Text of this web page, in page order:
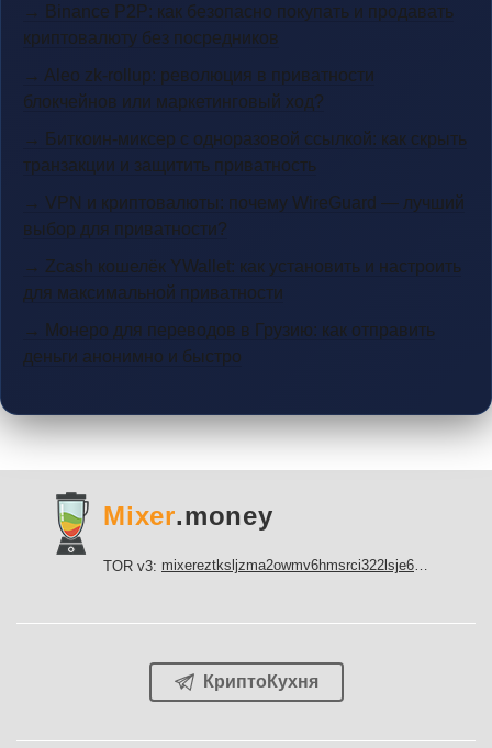
→ Binance P2P: как безопасно покупать и продавать
криптовалюту без посредников
→ Aleo zk-rollup: революция в приватности
блокчейнов или маркетинговый ход?
→ Биткоин-миксер с одноразовой ссылкой: как скрыть
транзакции и защитить приватность
→ VPN и криптовалюты: почему WireGuard — лучший
выбор для приватности?
→ Zcash кошелёк YWallet: как установить и настроить
для максимальной приватности
→ Монеро для переводов в Грузию: как отправить
деньги анонимно и быстро
Mixer.money
TOR v3: mixereztksljzma2owmv6hmsrci322lsje6m3svicoddk3xbgvhd2fid.onion
КриптоКухня